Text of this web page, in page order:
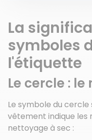
La
symboles
l'étiquette
Le cercle :
Le symbole du
vêtement indique les
nettoyage à sec :